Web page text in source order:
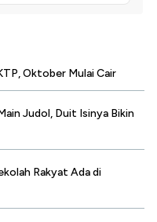
Oktober Mulai Cair
Judol, Duit Isinya Bikin
Rakyat Ada di